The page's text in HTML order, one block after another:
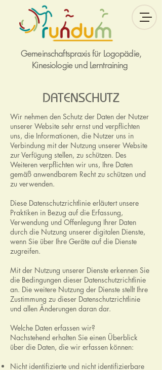
Gemeinschaftspraxis für Logopädie,
Kinesiologie und Lerntraining
DATENSCHUTZ
Wir nehmen den Schutz der Daten der Nutzer
unserer Website sehr ernst und verpflichten
uns, die Informationen, die Nutzer uns in
Verbindung mit der Nutzung unserer Website
zur Verfügung stellen, zu schützen. Des
Weiteren verpflichten wir uns, Ihre Daten
gemäß anwendbarem Recht zu schützen und
zu verwenden.
Diese Datenschutzrichtlinie erläutert unsere
Praktiken in Bezug auf die Erfassung,
Verwendung und Offenlegung Ihrer Daten
durch die Nutzung unserer digitalen Dienste,
wenn Sie über Ihre Geräte auf die Dienste
zugreifen.
Mit der Nutzung unserer Dienste erkennen Sie
die Bedingungen dieser Datenschutzrichtlinie
an. Die weitere Nutzung der Dienste stellt Ihre
Zustimmung zu dieser Datenschutzrichtlinie
und allen Änderungen daran dar.
Welche Daten erfassen wir?
Nachstehend erhalten Sie einen Überblick
über die Daten, die wir erfassen können:
Nicht identifizierte und nicht identifizierbare